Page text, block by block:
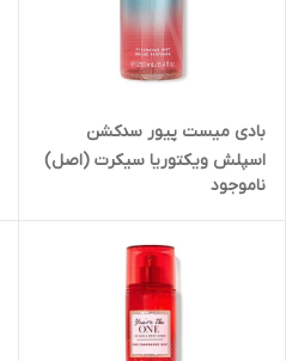
بادی میست پیور سدکشن
اسپلش ویکتوریا سیکرت (اصل)
pure seduction splash 250 ml
ناموجود